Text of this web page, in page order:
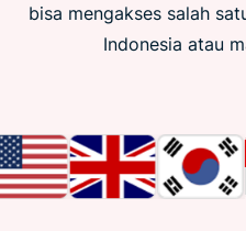
bisa mengakses salah
Indonesia atau